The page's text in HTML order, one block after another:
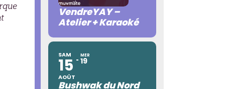
VendreYAY –
Atelier + Karaoké
SAM
15
AOÛT
MER
19
Bushwak du Nord